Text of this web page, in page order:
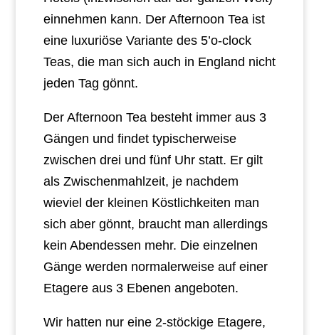
einnehmen kann. Der Afternoon Tea ist
eine luxuriöse Variante des 5’o-clock
Teas, die man sich auch in England nicht
jeden Tag gönnt.
Der Afternoon Tea besteht immer aus 3
Gängen und findet typischerweise
zwischen drei und fünf Uhr statt. Er gilt
als Zwischenmahlzeit, je nachdem
wieviel der kleinen Köstlichkeiten man
sich aber gönnt, braucht man allerdings
kein Abendessen mehr. Die einzelnen
Gänge werden normalerweise auf einer
Etagere aus 3 Ebenen angeboten.
Wir hatten nur eine 2-stöckige Etagere,